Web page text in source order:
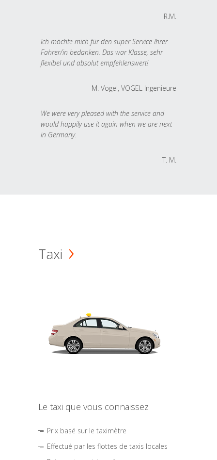
R.M.
Ich möchte mich für den super Service Ihrer
Fahrer/in bedanken. Das war Klasse, sehr
flexibel und absolut empfehlenswert!
M. Vogel, VOGEL Ingenieure
We were very pleased with the service and
would happily use it again when we are next
in Germany.
T. M.
Taxi
Le taxi que vous connaissez
Prix basé sur le taximètre
Effectué par les flottes de taxis locales